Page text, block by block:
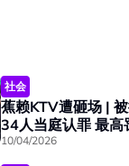
社会
蕉赖KTV遭砸场 |
34人当
10/04/2026